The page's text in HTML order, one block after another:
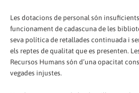
Les dotacions de personal són
funcionament de cadascuna de les
seva política de retallades continuada i
els reptes de qualitat que es presenten.
Recursos Humans són d’una opacitat
vegades injustes.